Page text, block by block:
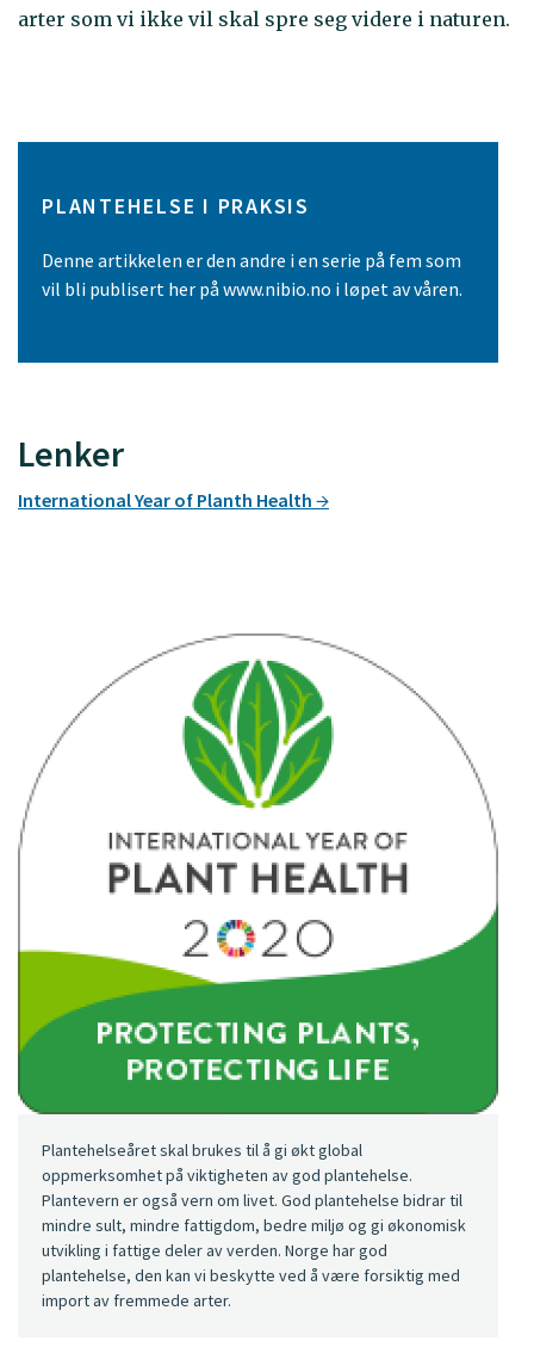
arter som vi ikke vil skal spre seg videre i naturen.
PLANTEHELSE I PRAKSIS
Denne artikkelen er den andre i en serie på fem som
vil bli publisert her på www.nibio.no i løpet av våren.
Lenker
International Year of Planth Health
Plantehelseåret skal brukes til å gi økt global
oppmerksomhet på viktigheten av god plantehelse.
Plantevern er også vern om livet. God plantehelse bidrar til
mindre sult, mindre fattigdom, bedre miljø og gi økonomisk
utvikling i fattige deler av verden. Norge har god
plantehelse, den kan vi beskytte ved å være forsiktig med
import av fremmede arter.